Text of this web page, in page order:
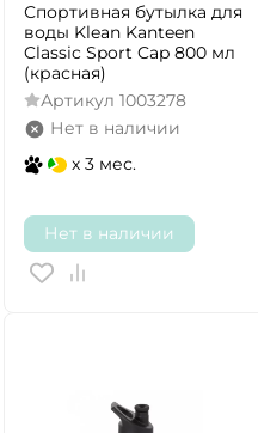
Спортивная бутылка для
воды Klean Kanteen
Classic Sport Cap 800 мл
(красная)
Артикул 1003278
Нет в наличии
x 3 мес.
Нет в наличии